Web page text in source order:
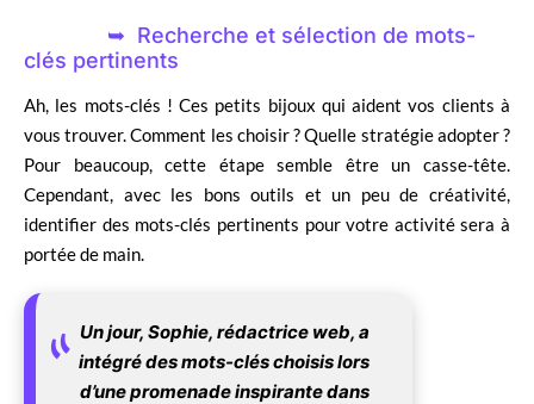
Recherche et sélection de mots-
clés pertinents
Ah, les mots-clés ! Ces petits bijoux qui aident vos clients à
vous trouver. Comment les choisir ? Quelle stratégie adopter ?
Pour beaucoup, cette étape semble être un casse-tête.
Cependant, avec les bons outils et un peu de créativité,
identifier des mots-clés pertinents pour votre activité sera à
portée de main.
Un jour, Sophie, rédactrice web, a
intégré des mots-clés choisis lors
d’une promenade inspirante dans